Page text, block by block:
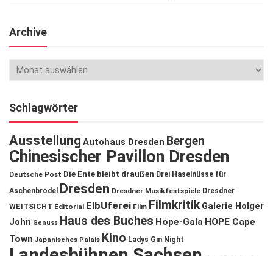
Archive
Schlagwörter
Ausstellung Autohaus Dresden Bergen
Chinesischer Pavillon Dresden
Deutsche Post Die Ente bleibt draußen Drei Haselnüsse für
Aschenbrödel
Dresden Dresdner Musikfestspiele Dresdner
WEITSICHT Editorial ElbUferei Film Filmkritik Galerie Holger
John Genuss Haus des Buches Hope-Gala HOPE Cape
Town Japanisches Palais Kino Ladys Gin Night